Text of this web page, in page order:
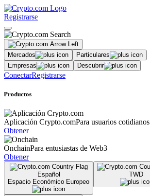
Registrarse
Mercados
Particulares
Empresas
Descubrir
ConectarRegistrarse
Productos
Aplicación Crypto.comPara usuarios cotidianos
Obtener
OnchainPara entusiastas de Web3
Obtener
Español
Espacio Económico Europeo
TWD